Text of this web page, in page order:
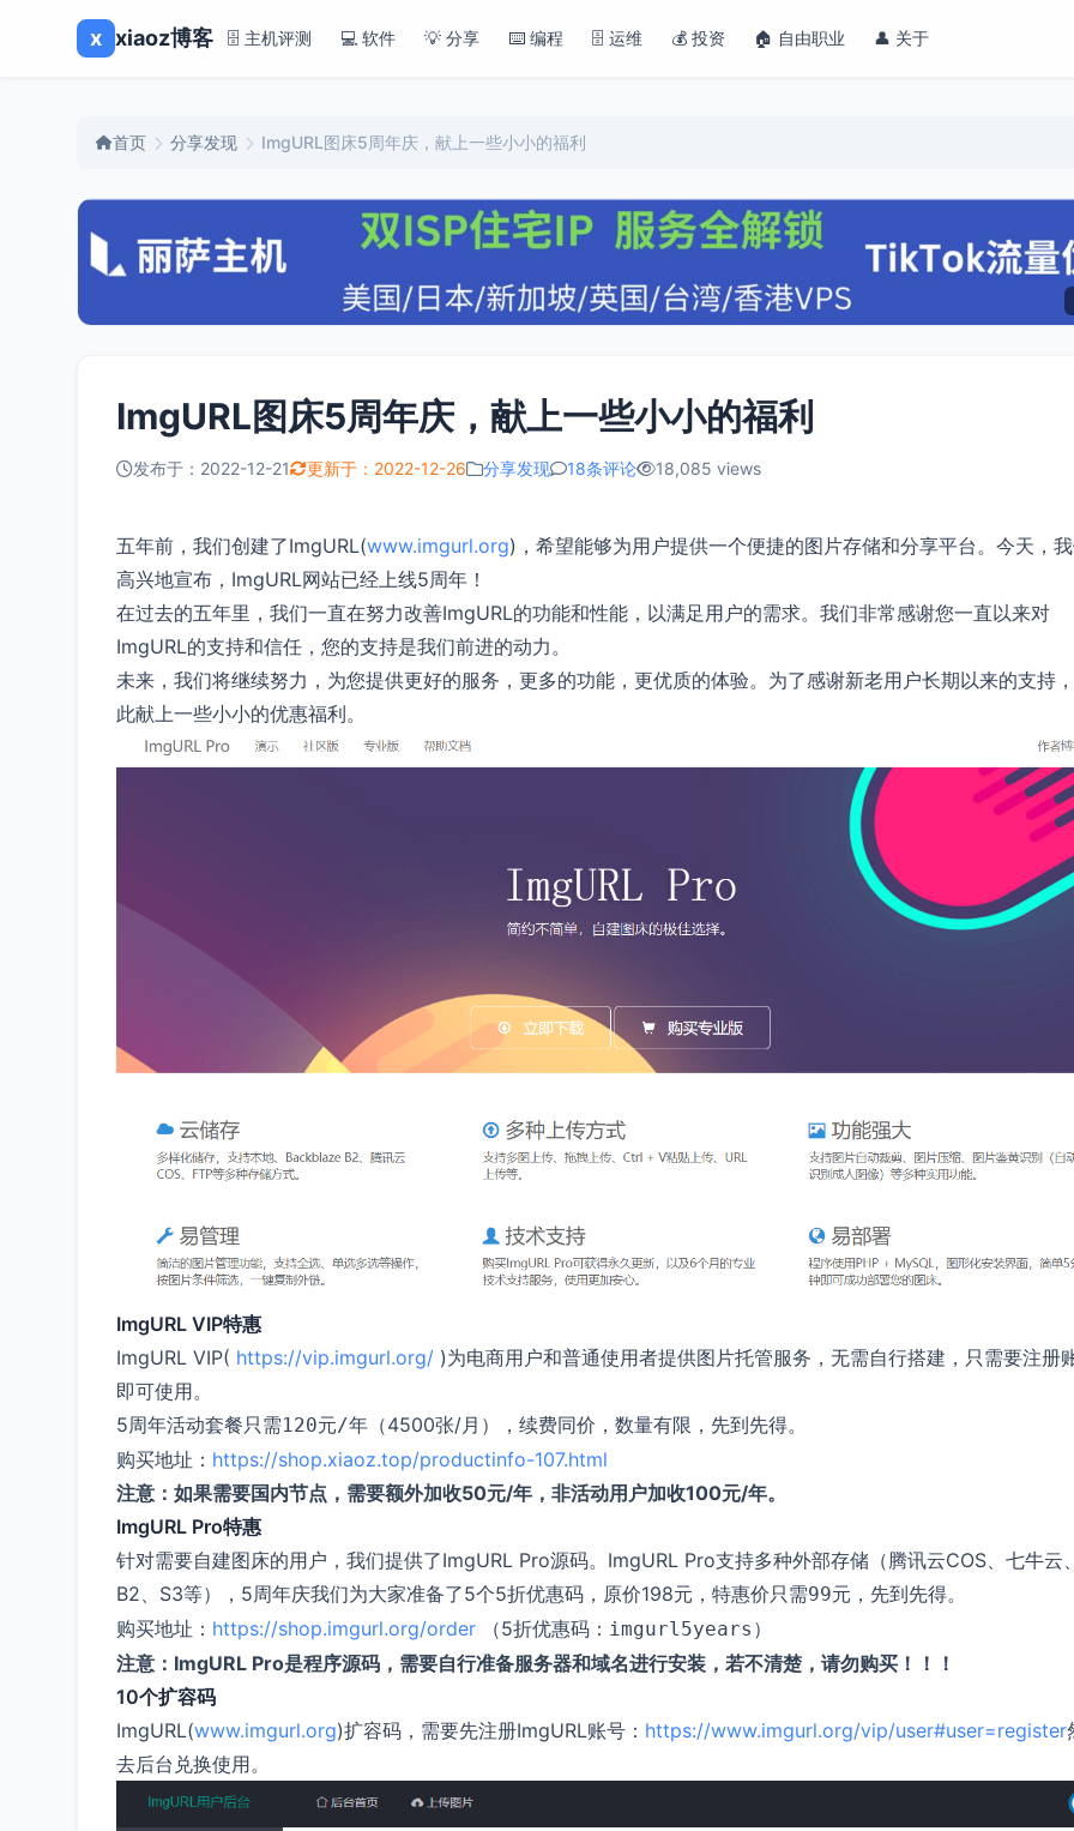
x xiaoz博客 🗄️ 主机评测 💻 软件 💡 分享 ⌨️ 编程 🗄️ 运维 💰 投资 🏠 自由职业 👤 关于
首页 分享发现 ImgURL图床5周年庆，献上一些小小的福利
ImgURL图床5周年庆，献上一些小小的福利
发布于：2022-12-21 更新于：2022-12-26 分享发现 18条评论 18,085 views
五年前，我们创建了ImgURL(www.imgurl.org)，希望能够为用户提供一个便捷的图片存储和分享平台。今天，
高兴地宣布，ImgURL网站已经上线5周年！
在过去的五年里，我们一直在努力改善ImgURL的功能和性能，以满足用户的需求。我们非常感谢您一直以来对
ImgURL的支持和信任，您的支持是我们前进的动力。
未来，我们将继续努力，为您提供更好的服务，更多的功能，更优质的体验。为了感谢新老用户长期以来的支持
此献上一些小小的优惠福利。
ImgURL VIP特惠
ImgURL VIP( https://vip.imgurl.org/ )为电商用户和普通使用者提供图片托管服务，无需自行搭建，只需要注册
即可使用。
5周年活动套餐只需120元/年 （4500张/月），续费同价，数量有限，先到先得。
购买地址： https://shop.xiaoz.top/productinfo-107.html
注意：如果需要国内节点，需要额外加收50元/年，非活动用户加收100元/年。
ImgURL Pro特惠
针对需要自建图床的用户，我们提供了ImgURL Pro源码。ImgURL Pro支持多种外部存储（腾讯云COS、七牛云
B2、S3等），5周年庆我们为大家准备了5个5折优惠码，原价198元，特惠价只需99元 ，先到先得。
购买地址： https://shop.imgurl.org/order （5折优惠码： imgurl5years ）
注意：ImgURL Pro是程序源码，需要自行准备服务器和域名进行安装，若不清楚，请勿购买！！！
10个扩容码
ImgURL(www.imgurl.org)扩容码，需要先注册ImgURL账号： https://www.imgurl.org/vip/user#user=register
去后台兑换使用。